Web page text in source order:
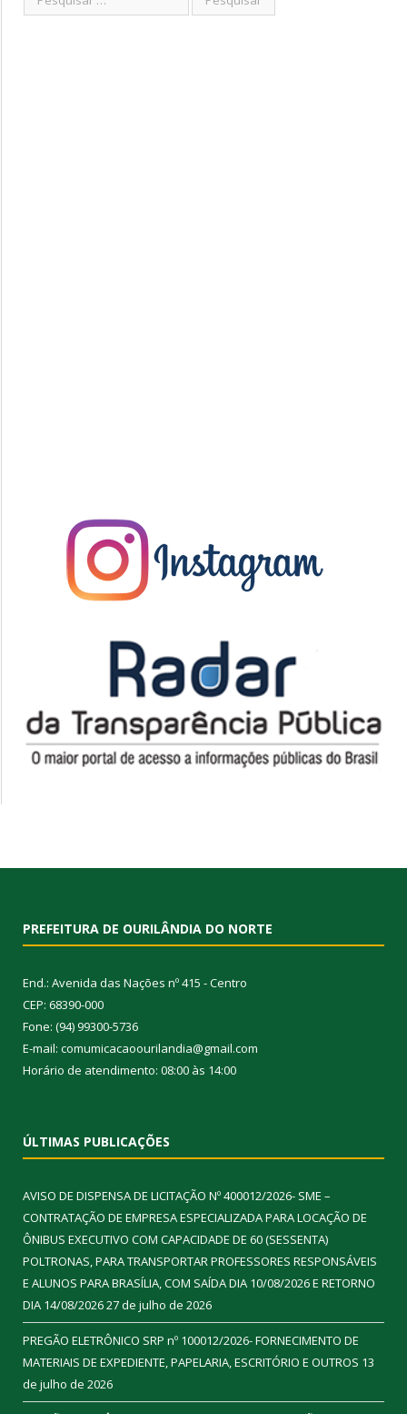
PREFEITURA DE OURILÂNDIA DO NORTE
End.: Avenida das Nações nº 415 - Centro
CEP: 68390-000
Fone: (94) 99300-5736
E-mail: comumicacaoourilandia@gmail.com
Horário de atendimento: 08:00 às 14:00
ÚLTIMAS PUBLICAÇÕES
AVISO DE DISPENSA DE LICITAÇÃO Nº 400012/2026- SME –
CONTRATAÇÃO DE EMPRESA ESPECIALIZADA PARA LOCAÇÃO DE
ÔNIBUS EXECUTIVO COM CAPACIDADE DE 60 (SESSENTA)
POLTRONAS, PARA TRANSPORTAR PROFESSORES RESPONSÁVEIS
E ALUNOS PARA BRASÍLIA, COM SAÍDA DIA 10/08/2026 E RETORNO
DIA 14/08/202627 de julho de 2026
PREGÃO ELETRÔNICO SRP nº 100012/2026- FORNECIMENTO DE
MATERIAIS DE EXPEDIENTE, PAPELARIA, ESCRITÓRIO E OUTROS 13
de julho de 2026